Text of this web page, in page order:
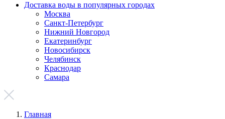
Доставка воды в популярных городах
Москва
Санкт-Петербург
Нижний Новгород
Екатеринбург
Новосибирск
Челябинск
Краснодар
Самара
Главная